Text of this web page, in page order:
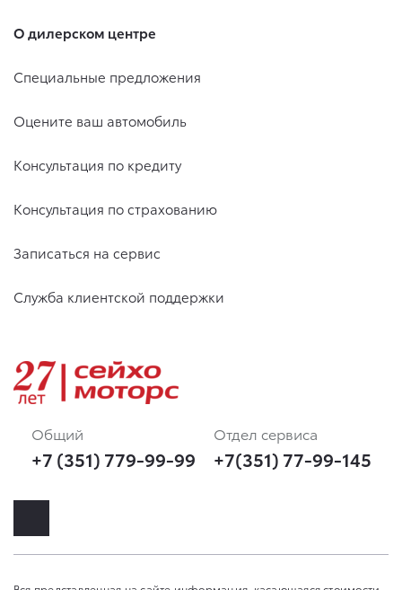
О дилерском центре
Специальные предложения
Оцените ваш автомобиль
Консультация по кредиту
Консультация по страхованию
Записаться на сервис
Служба клиентской поддержки
Общий
+7 (351) 779-99-99
Отдел сервиса
+7(351) 77-99-145